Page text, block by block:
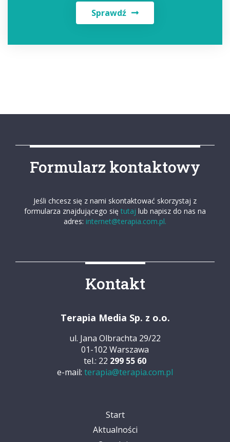
Sprawdź
Formularz kontaktowy
Jeśli chcesz się z nami skontaktować skorzystaj z
formularza znajdującego się tutaj lub napisz do nas na
adres: internet@terapia.com.pl.
Kontakt
Terapia Media Sp. z o.o.
ul. Jana Olbrachta 29/22
01-102 Warszawa
tel.: 22 299 55 60
e-mail: terapia@terapia.com.pl
Start
Aktualności